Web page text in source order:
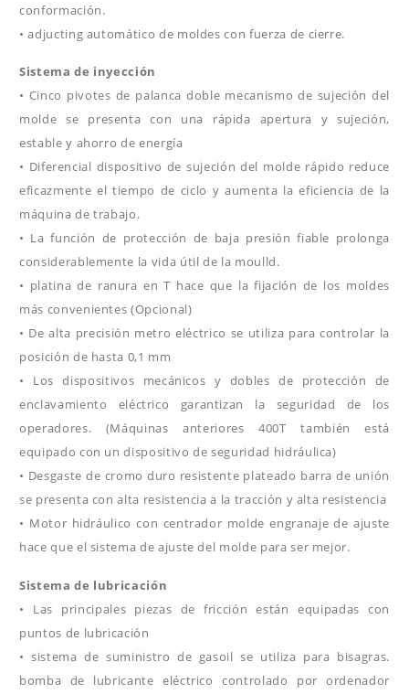
conformación.
• adjucting automático de moldes con fuerza de cierre.
Sistema de inyección
• Cinco pivotes de palanca doble mecanismo de sujeción del
molde se presenta con una rápida apertura y sujeción,
estable y ahorro de energía
• Diferencial dispositivo de sujeción del molde rápido reduce
eficazmente el tiempo de ciclo y aumenta la eficiencia de la
máquina de trabajo.
• La función de protección de baja presión fiable prolonga
considerablemente la vida útil de la moulld.
• platina de ranura en T hace que la fijación de los moldes
más convenientes (Opcional)
• De alta precisión metro eléctrico se utiliza para controlar la
posición de hasta 0,1 mm
• Los dispositivos mecánicos y dobles de protección de
enclavamiento eléctrico garantizan la seguridad de los
operadores. (Máquinas anteriores 400T también está
equipado con un dispositivo de seguridad hidráulica)
• Desgaste de cromo duro resistente plateado barra de unión
se presenta con alta resistencia a la tracción y alta resistencia
• Motor hidráulico con centrador molde engranaje de ajuste
hace que el sistema de ajuste del molde para ser mejor.
Sistema de lubricación
• Las principales piezas de fricción están equipadas con
puntos de lubricación
• sistema de suministro de gasoil se utiliza para bisagras.
bomba de lubricante eléctrico controlado por ordenador